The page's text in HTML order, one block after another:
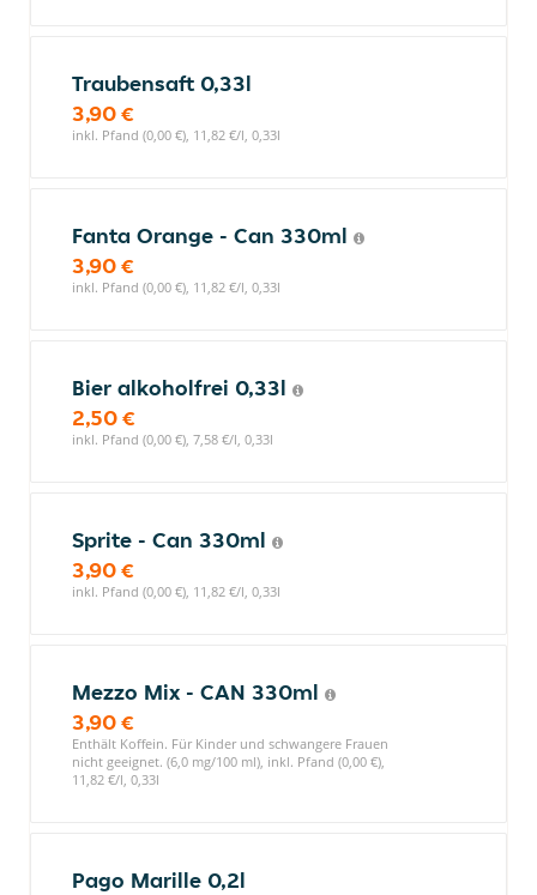
Traubensaft 0,33l
3,90 €
inkl. Pfand (0,00 €), 11,82 €/l, 0,33l
Fanta Orange - Can 330ml
3,90 €
inkl. Pfand (0,00 €), 11,82 €/l, 0,33l
Bier alkoholfrei 0,33l
2,50 €
inkl. Pfand (0,00 €), 7,58 €/l, 0,33l
Sprite - Can 330ml
3,90 €
inkl. Pfand (0,00 €), 11,82 €/l, 0,33l
Mezzo Mix - CAN 330ml
3,90 €
Enthält Koffein. Für Kinder und schwangere Frauen
nicht geeignet. (6,0 mg/100 ml), inkl. Pfand (0,00 €),
11,82 €/l, 0,33l
Pago Marille 0,2l